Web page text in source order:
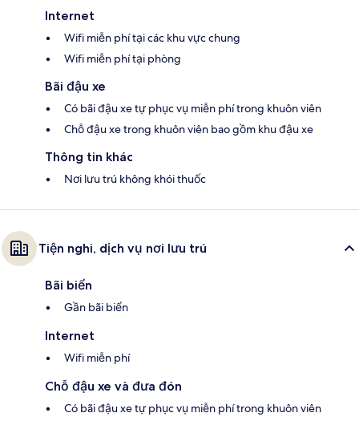
Internet
Wifi miễn phí tại các khu vực chung
Wifi miễn phí tại phòng
Bãi đậu xe
Có bãi đậu xe tự phục vụ miễn phí trong khuôn viên
Chỗ đậu xe trong khuôn viên bao gồm khu đậu xe
Thông tin khác
Nơi lưu trú không khói thuốc
Tiện nghi, dịch vụ nơi lưu trú
Bãi biển
Gần bãi biển
Internet
Wifi miễn phí
Chỗ đậu xe và đưa đón
Có bãi đậu xe tự phục vụ miễn phí trong khuôn viên